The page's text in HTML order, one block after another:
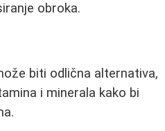
obroka.
biti odlična alternativa,
i minerala kako bi